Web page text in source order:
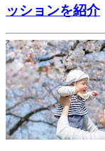
ッションを紹介